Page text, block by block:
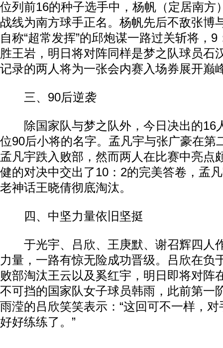
位列前16的种子选手中，杨帆（定居南方
战线为南方球手正名。杨帆先后不敌张博
自称“超常发挥”的邱炮谋一路过关斩将，
胜王岩，明日将对阵同样是梦之队球员石
记录的两人将为一张会内赛入场券展开巅
三、90后逆袭
除国家队与梦之队外，今日决出的16
位90后小将的名字。孟凡宇与张广豪在第
孟凡宇跌入败部，然而两人在比赛中亮点
健的对决中交出了10：2的完美答卷，孟
老神话王晓倩彻底淘汰。
四、中坚力量依旧坚挺
于光宇、吕欣、王庚默、谢召辉四人
力量，一路有惊无险成功晋级。吕欣在负
败部淘汰王云以及奚红宇，明日即将对阵
不可挡的国家队女子球员韩雨，此前第一
雨滢的吕欣笑笑表示：“这回可不一样，
好好练练了。”